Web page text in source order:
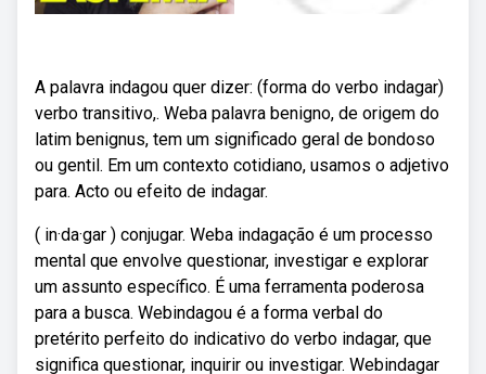
A palavra indagou quer dizer: (forma do verbo indagar)
verbo transitivo,. Weba palavra benigno, de origem do
latim benignus, tem um significado geral de bondoso
ou gentil. Em um contexto cotidiano, usamos o adjetivo
para. Acto ou efeito de indagar.
( in·da·gar ) conjugar. Weba indagação é um processo
mental que envolve questionar, investigar e explorar
um assunto específico. É uma ferramenta poderosa
para a busca. Webindagou é a forma verbal do
pretérito perfeito do indicativo do verbo indagar, que
significa questionar, inquirir ou investigar. Webindagar